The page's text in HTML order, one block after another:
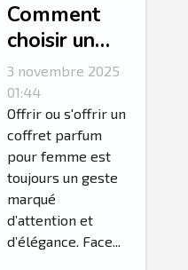
Comment
choisir un
coffret
parfum pour
femme idéal
?
3 novembre 2025
01:44
Offrir ou s'offrir un
coffret parfum
pour femme est
toujours un geste
marqué
d’attention et
d’élégance. Face...